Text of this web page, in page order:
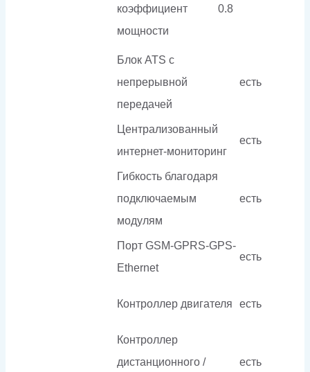
коэффициент
мощности
0.8
Блок ATS с
непрерывной
передачей
есть
Централизованный
интернет-мониторинг
есть
Гибкость благодаря
подключаемым
модулям
есть
Порт GSM-GPRS-GPS-
Ethernet
есть
Контроллер двигателя есть
Контроллер
дистанционного /
есть